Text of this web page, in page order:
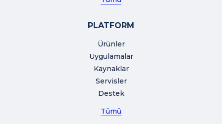
PLATFORM
Ürünler
Uygulamalar
Kaynaklar
Servisler
Destek
Tümü